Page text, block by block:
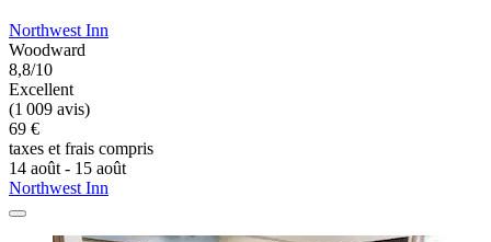
Northwest Inn
Woodward
8,8/10
Excellent
(1 009 avis)
69 €
taxes et frais compris
14 août - 15 août
Northwest Inn